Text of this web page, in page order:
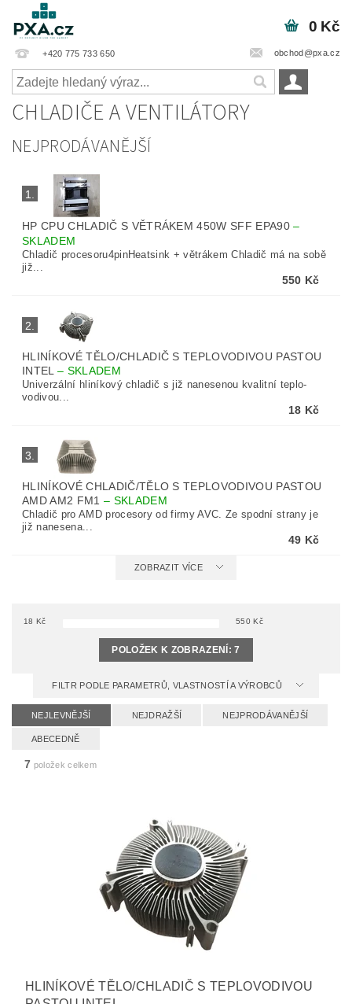
+420 775 733 650 obchod@pxa.cz
0 Kč
CHLADIČE A VENTILÁTORY
NEJPRODÁVANĚJŠÍ
1.
HP CPU CHLADIČ S VĚTRÁKEM 450W SFF EPA90–
SKLADEM
Chladič procesoru4pinHeatsink + větrákem Chladič má na sobě
již...
550 Kč
2.
HLINÍKOVÉ TĚLO/CHLADIČ S TEPLOVODIVOU PASTOU
INTEL– SKLADEM
Univerzální hliníkový chladič s již nanesenou kvalitní teplo-
vodivou...
18 Kč
3.
HLINÍKOVÉ CHLADIČ/TĚLO S TEPLOVODIVOU PASTOU
AMD AM2 FM1 – SKLADEM
Chladič pro AMD procesory od firmy AVC. Ze spodní strany je
již nanesena...
49 Kč
ZOBRAZIT VÍCE
18 Kč 550 Kč
POLOŽEK K ZOBRAZENÍ:7
FILTR PODLE PARAMETRŮ, VLASTNOSTÍ A VÝROBCŮ
NEJLEVNĚJŠÍ NEJDRAŽŠÍ NEJPRODÁVANĚJŠÍ
ABECEDNĚ
7 položek celkem
HLINÍKOVÉ TĚLO/CHLADIČ S TEPLOVODIVOU